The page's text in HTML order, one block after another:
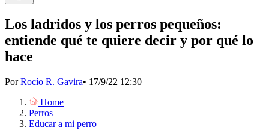
Los ladridos y los perros pequeños:
entiende qué te quiere decir y por qué lo
hace
PorRocío R. Gavira• 17/9/22 12:30
Home
Perros
Educar a mi perro